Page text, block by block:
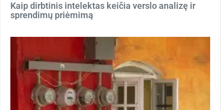
Kaip dirbtinis intelektas keičia verslo analizę ir
sprendimų priėmimą